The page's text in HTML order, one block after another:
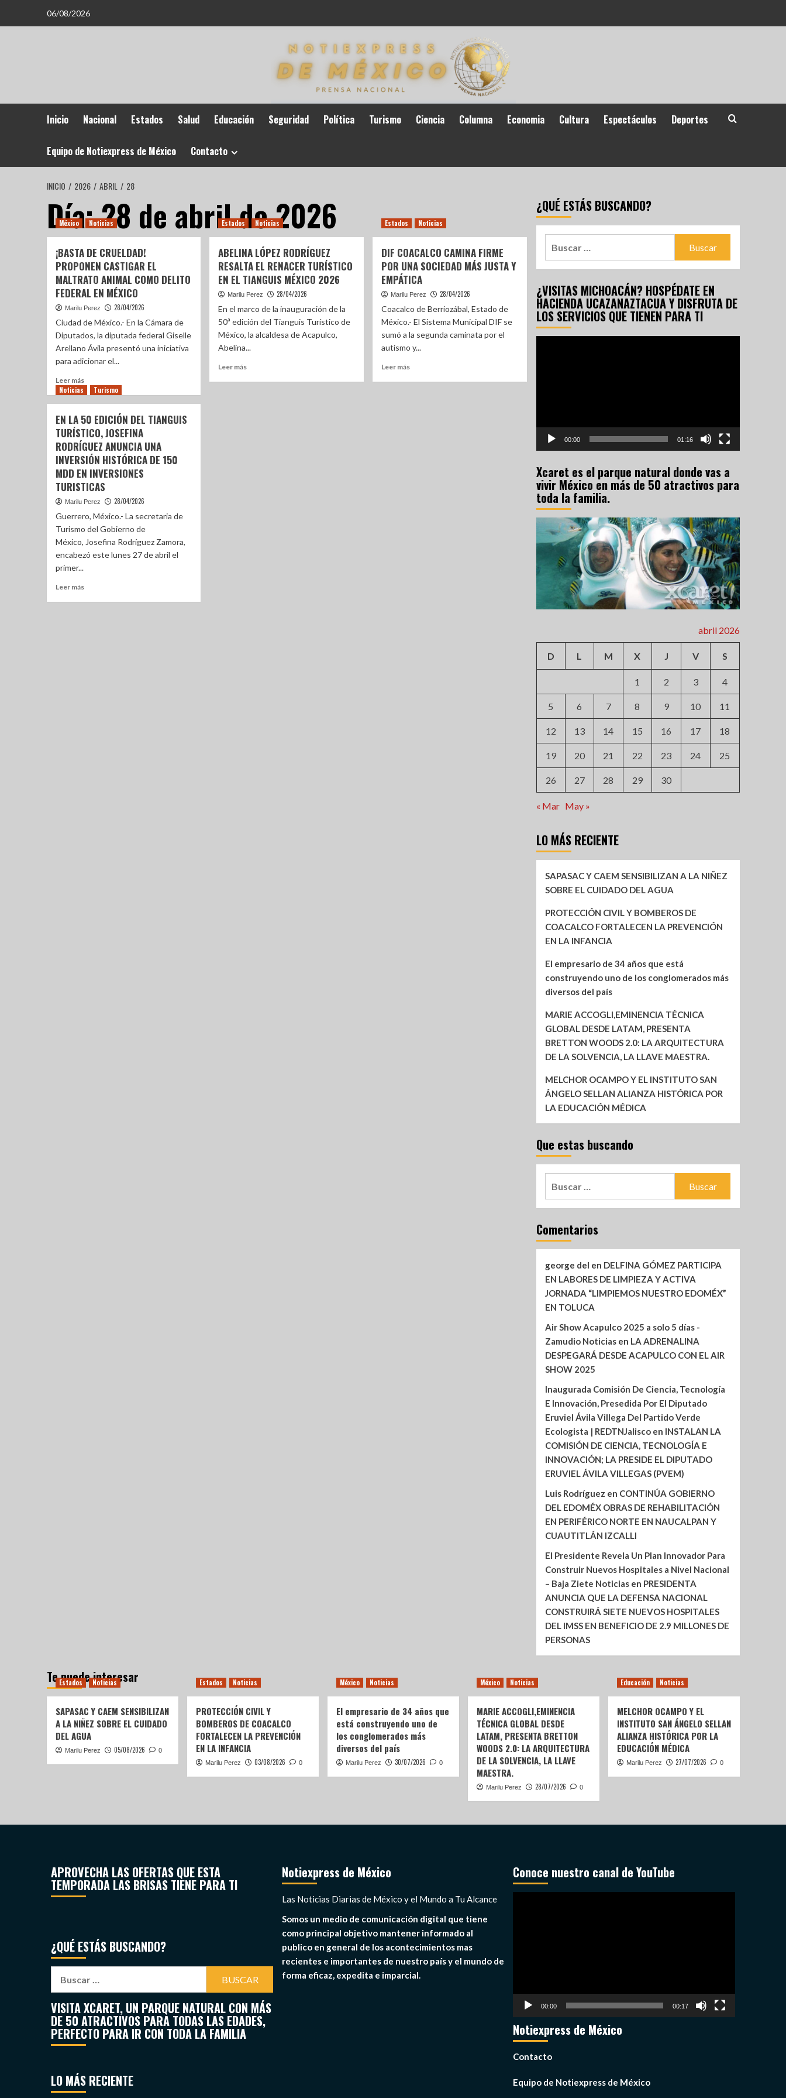
06/08/2026
Inicio Nacional Estados Salud Educación Seguridad Política Turismo Ciencia Columna Economia Cultura Espectáculos Deportes
Equipo de Notiexpress de México Contacto
INICIO 2026 ABRIL 28
Día:28 de abril de 2026
México Noticias
¡BASTA DE CRUELDAD!
PROPONEN CASTIGAR EL
MALTRATO ANIMAL COMO DELITO
FEDERAL EN MÉXICO
Marilu Perez 28/04/2026
Ciudad de México.- En la Cámara de
Diputados, la diputada federal Giselle
Arellano Ávila presentó una iniciativa
para adicionar el...
Leer más
Estados Noticias
ABELINA LÓPEZ RODRÍGUEZ
RESALTA EL RENACER TURÍSTICO
EN EL TIANGUIS MÉXICO 2026
Marilu Perez 28/04/2026
En el marco de la inauguración de la
50ª edición del Tianguis Turístico de
México, la alcaldesa de Acapulco,
Abelina...
Leer más
Estados Noticias
DIF COACALCO CAMINA FIRME
POR UNA SOCIEDAD MÁS JUSTA Y
EMPÁTICA
Marilu Perez 28/04/2026
Coacalco de Berriozábal, Estado de
México.- El Sistema Municipal DIF se
sumó a la segunda caminata por el
autismo y...
Leer más
Noticias Turismo
EN LA 50 EDICIÓN DEL TIANGUIS
TURÍSTICO, JOSEFINA
RODRÍGUEZ ANUNCIA UNA
INVERSIÓN HISTÓRICA DE 150
MDD EN INVERSIONES
TURISTICAS
Marilu Perez 28/04/2026
Guerrero, México.- La secretaria de
Turismo del Gobierno de
México, Josefina Rodríguez Zamora,
encabezó este lunes 27 de abril el
primer...
Leer más
¿QUÉ ESTÁS BUSCANDO?
¿VISITAS MICHOACÁN? HOSPÉDATE EN
HACIENDA UCAZANAZTACUA Y DISFRUTA DE
LOS SERVICIOS QUE TIENEN PARA TI
00:00 01:16
Xcaret es el parque natural donde vas a
vivir México en más de 50 atractivos para
toda la familia.
abril 2026
D L M X J V S
1 2 3 4
5 6 7 8 9 10 11
12 13 14 15 16 17 18
19 20 21 22 23 24 25
26 27 28 29 30
« Mar May »
LO MÁS RECIENTE
SAPASAC Y CAEM SENSIBILIZAN A LA NIÑEZ
SOBRE EL CUIDADO DEL AGUA
PROTECCIÓN CIVIL Y BOMBEROS DE
COACALCO FORTALECEN LA PREVENCIÓN
EN LA INFANCIA
El empresario de 34 años que está
construyendo uno de los conglomerados más
diversos del país
MARIE ACCOGLI,EMINENCIA TÉCNICA
GLOBAL DESDE LATAM, PRESENTA
BRETTON WOODS 2.0: LA ARQUITECTURA
DE LA SOLVENCIA, LA LLAVE MAESTRA.
MELCHOR OCAMPO Y EL INSTITUTO SAN
ÁNGELO SELLAN ALIANZA HISTÓRICA POR
LA EDUCACIÓN MÉDICA
Que estas buscando
Comentarios
george del en DELFINA GÓMEZ PARTICIPA
EN LABORES DE LIMPIEZA Y ACTIVA
JORNADA “LIMPIEMOS NUESTRO EDOMÉX”
EN TOLUCA
Air Show Acapulco 2025 a solo 5 días -
Zamudio Noticiasen LA ADRENALINA
DESPEGARÁ DESDE ACAPULCO CON EL AIR
SHOW 2025
Inaugurada Comisión De Ciencia, Tecnología
E Innovación, Presedida Por El Diputado
Eruviel Ávila Villega Del Partido Verde
Ecologista | REDTNJaliscoen INSTALAN LA
COMISIÓN DE CIENCIA, TECNOLOGÍA E
INNOVACIÓN; LA PRESIDE EL DIPUTADO
ERUVIEL ÁVILA VILLEGAS (PVEM)
Luis Rodríguez en CONTINÚA GOBIERNO
DEL EDOMÉX OBRAS DE REHABILITACIÓN
EN PERIFÉRICO NORTE EN NAUCALPAN Y
CUAUTITLÁN IZCALLI
El Presidente Revela Un Plan Innovador Para
Construir Nuevos Hospitales a Nivel Nacional
– Baja Ziete Noticiasen PRESIDENTA
ANUNCIA QUE LA DEFENSA NACIONAL
CONSTRUIRÁ SIETE NUEVOS HOSPITALES
DEL IMSS EN BENEFICIO DE 2.9 MILLONES DE
PERSONAS
Te puede interesar
Estados Noticias
SAPASAC Y CAEM SENSIBILIZAN
A LA NIÑEZ SOBRE EL CUIDADO
DEL AGUA
Marilu Perez 05/08/2026 0
Estados Noticias
PROTECCIÓN CIVIL Y
BOMBEROS DE COACALCO
FORTALECEN LA PREVENCIÓN
EN LA INFANCIA
Marilu Perez 03/08/2026 0
México Noticias
El empresario de 34 años que
está construyendo uno de
los conglomerados más
diversos del país
Marilu Perez 30/07/2026 0
México Noticias
MARIE ACCOGLI,EMINENCIA
TÉCNICA GLOBAL DESDE
LATAM, PRESENTA BRETTON
WOODS 2.0: LA ARQUITECTURA
DE LA SOLVENCIA, LA LLAVE
MAESTRA.
Marilu Perez 28/07/2026 0
Educación Noticias
MELCHOR OCAMPO Y EL
INSTITUTO SAN ÁNGELO SELLAN
ALIANZA HISTÓRICA POR LA
EDUCACIÓN MÉDICA
Marilu Perez 27/07/2026 0
APROVECHA LAS OFERTAS QUE ESTA
TEMPORADA LAS BRISAS TIENE PARA TI
¿QUÉ ESTÁS BUSCANDO?
VISITA XCARET, UN PARQUE NATURAL CON MÁS
DE 50 ATRACTIVOS PARA TODAS LAS EDADES,
PERFECTO PARA IR CON TODA LA FAMILIA
LO MÁS RECIENTE
Notiexpress de México
Las Noticias Diarias de México y el Mundo a Tu Alcance
Somos un medio de comunicación digital que tiene
como principal objetivo mantener informado al
publico en general de los acontecimientos mas
recientes e importantes de nuestro país y el mundo de
forma eficaz, expedita e imparcial.
Conoce nuestro canal de YouTube
00:00 00:17
Notiexpress de México
Contacto
Equipo de Notiexpress de México